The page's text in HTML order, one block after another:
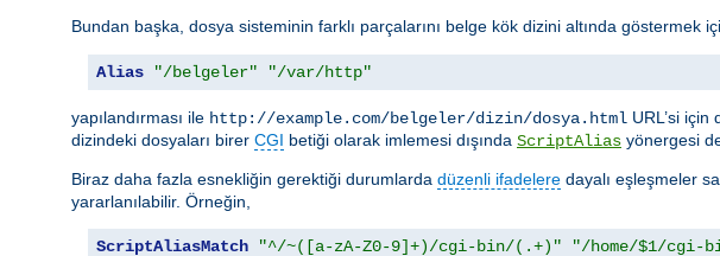
Bundan başka, dosya sisteminin farklı parçalarını belge kök dizini altında göstermek
Alias "/belgeler" "/var/http"
yapılandırması ile http://example.com/belgeler/dizin/dosya.html URL’si için
dizindeki dosyaları birer CGI betiği olarak imlemesi dışında ScriptAlias yönergesi
Biraz daha fazla esnekliğin gerektiği durumlarda düzenli ifadelere dayalı eşleşmeler
yararlanılabilir. Örneğin,
ScriptAliasMatch "^/~([a-zA-Z0-9]+)/cgi-bin/(.+)" "/home/$1/cgi-